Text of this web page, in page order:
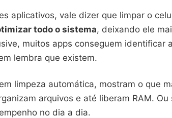
aplicativos, vale dizer que limpar o
todo o sistema, deixando ele
muitos apps conseguem identificar
lembra que existem.
limpeza automática, mostram o que
arquivos e até liberam RAM. Ou
no dia a dia.